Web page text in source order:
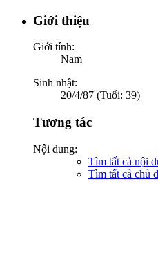
Giới thiệu
Giới tính:
Nam
Sinh nhật:
20/4/87 (Tuổi: 39)
Tương tác
Nội dung:
Tìm tất cả nội
Tìm tất cả chủ